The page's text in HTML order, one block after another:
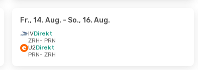
Fr., 14. Aug. - So., 16. Aug.
IVDirekt
ZRH- PRN
U2Direkt
PRN- ZRH